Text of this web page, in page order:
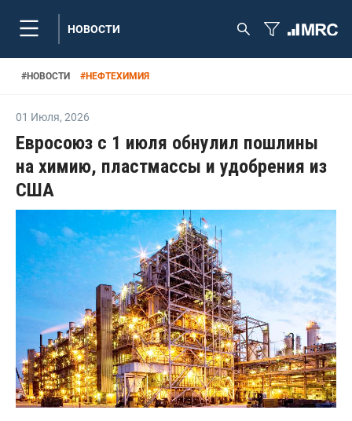
НОВОСТИ
#НОВОСТИ #НЕФТЕХИМИЯ
01 Июля, 2026
Евросоюз с 1 июля обнулил пошлины
на химию, пластмассы и удобрения из
США